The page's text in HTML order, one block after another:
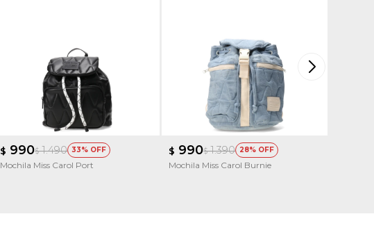
$ 990$ 1.490 33
Mochila Miss Carol Port
$ 990$ 1.390 28
Mochila Miss Carol Burnie